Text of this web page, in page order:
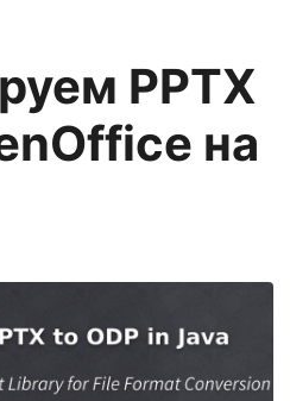
PPTX
на